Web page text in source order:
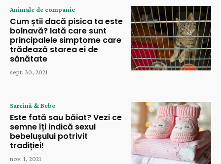
Animale de companie
Cum știi dacă pisica ta este
bolnavă? Iată care sunt
principalele simptome care
trădează starea ei de
sănătate
sept. 30, 2021
Sarcină & Bebe
Este fată sau băiat? Vezi ce
semne îți indică sexul
bebelușului potrivit
tradiției!
nov. 1, 2021